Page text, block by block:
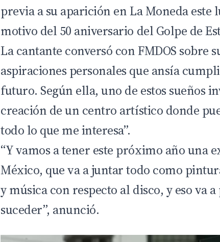
previa a su aparición en La Moneda este
motivo del 50 aniversario del Golpe de
La cantante conversó conFMDOS sobre
aspiraciones personales que ansía
futuro. Según ella, uno de estos sueños
creación de un centro artístico donde
todo lo que me interesa”.
“Y vamos a tener este próximo año una
México, que va a juntar todo como
y música con respecto al disco, y eso va a
suceder”, anunció.